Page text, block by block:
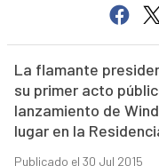
La flamante
su primer acto
lanzamiento de
lugar en la
Publicado el 30 Jul 2015